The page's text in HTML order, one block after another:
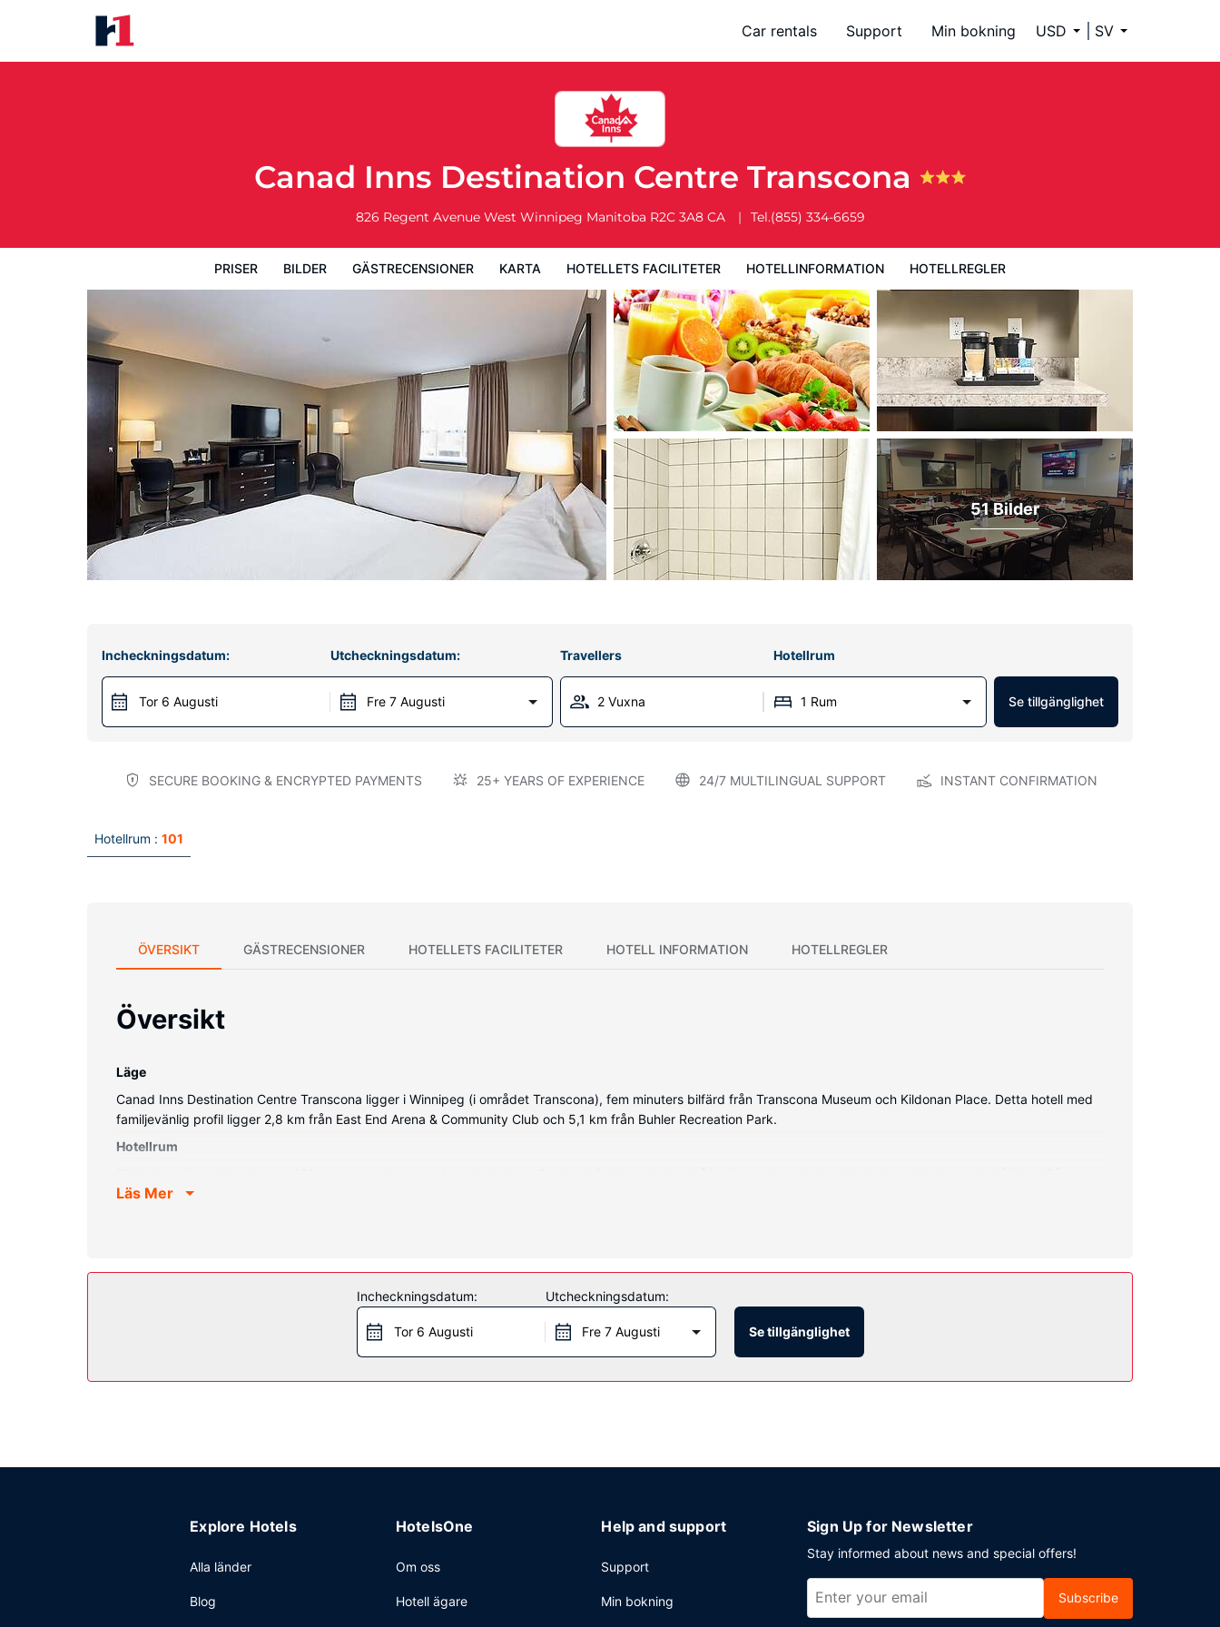
Car rentals Support Min bokning USD SV
Canad Inns Destination Centre Transcona
826 Regent Avenue West Winnipeg Manitoba R2C 3A8 CA Tel.(855) 334-6659
PRISER BILDER GÄSTRECENSIONER KARTA HOTELLETS FACILITETER HOTELLINFORMATION HOTELLREGLER
51 Bilder
Incheckningsdatum:
Tor 6 Augusti
Utcheckningsdatum:
Fre 7 Augusti
Travellers Hotellrum
2 Vuxna 1 Rum Se tillgänglighet
SECURE BOOKING & ENCRYPTED PAYMENTS 25+ YEARS OF EXPERIENCE 24/7 MULTILINGUAL SUPPORT INSTANT CONFIRMATION
Hotellrum : 101
ÖVERSIKT GÄSTRECENSIONER HOTELLETS FACILITETER HOTELL INFORMATION HOTELLREGLER
Översikt
Läge
Canad Inns Destination Centre Transcona ligger i Winnipeg (i området Transcona), fem minuters bilfärd från Transcona Museum och Kildonan Place. Detta hotell med
familjevänlig profil ligger 2,8 km från East End Arena & Community Club och 5,1 km från Buhler Recreation Park.
Hotellrum
rummet finns skrivbord, kylskåp och telefon med gratis lokalsamtal.
Restaurang
Detta hotell har 2 restauranger som serverar bra mat, som till exempel Aaltos Restaurant. Du kan också välja att lata dig på rummet med rumsservice (under
begränsade tider). Slappna av med en god drink på en av boendets 2 barer/lounger. Frukost enligt egen beställning serveras dagligen mot en avgift från 06.00 till
Läs Mer
Incheckningsdatum:
Tor 6 Augusti
Utcheckningsdatum:
Fre 7 Augusti Se tillgänglighet
Explore Hotels
Alla länder
Blog
HotelsOne
Om oss
Hotell ägare
Help and support
Support
Min bokning
Sign Up for Newsletter
Stay informed about news and special offers!
Subscribe